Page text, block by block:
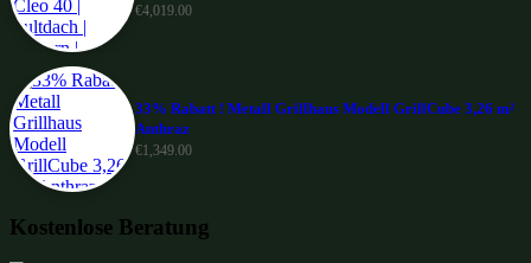
€4,019.00
33% Rabatt ! Metall Grillhaus Modell GrillCube 3,26 m²
Anthraz
€1,349.00
Kostenlose Beratung